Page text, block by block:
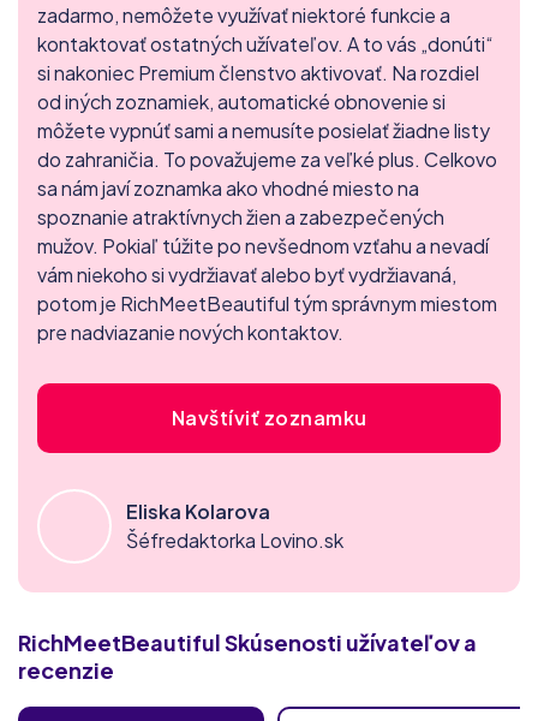
zadarmo, nemôžete využívať niektoré funkcie a
kontaktovať ostatných užívateľov. A to vás „donúti“
si nakoniec Premium členstvo aktivovať. Na rozdiel
od iných zoznamiek, automatické obnovenie si
môžete vypnúť sami a nemusíte posielať žiadne listy
do zahraničia. To považujeme za veľké plus. Celkovo
sa nám javí zoznamka ako vhodné miesto na
spoznanie atraktívnych žien a zabezpečených
mužov. Pokiaľ túžite po nevšednom vzťahu a nevadí
vám niekoho si vydržiavať alebo byť vydržiavaná,
potom je RichMeetBeautiful tým správnym miestom
pre nadviazanie nových kontaktov.
Navštíviť zoznamku
Eliska Kolarova
Šéfredaktorka Lovino.sk
RichMeetBeautifulSkúsenosti užívateľov a
recenzie